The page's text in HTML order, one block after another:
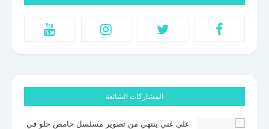
المشاركات الشائعة
علي غني ينتهي من تصوير مسلسل حامض حلو في